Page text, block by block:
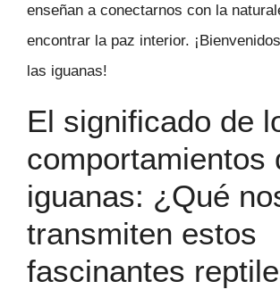
enseñan a conectarnos con la
encontrar la paz interior.
las iguanas!
El significado de
comportamientos
iguanas: ¿Qué
transmiten estos
fascinantes